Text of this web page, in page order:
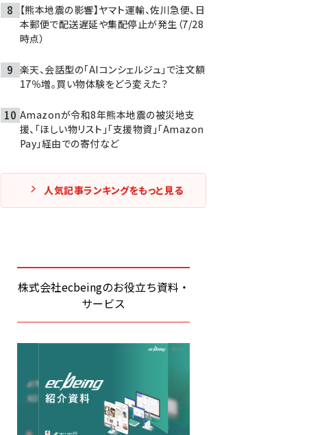
【熊本地震の影響】ヤマト運輸、佐川急便、日
本郵便で配送遅延や集配停止が発生（7/28
時点）
楽天、会話型の「AIコンシェルジュ」で注文額
17％増。買い物体験をどう変えた？
Amazonが令和8年熊本地震の被災地支
援、「ほしい物リスト」「支援物資」「Amazon
Pay」経由での寄付など
人気記事ランキングをもっと見る